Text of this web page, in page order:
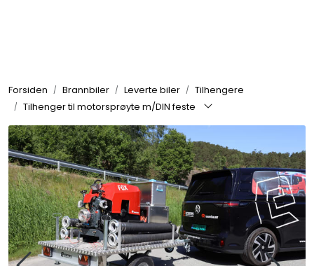
Forsiden Brannbiler Leverte biler
Tilhengere
Tilhenger til motorsprøyte m/DIN feste
Produkter
Reservedeler
Nyheter
Om oss
Kvalitet og miljø